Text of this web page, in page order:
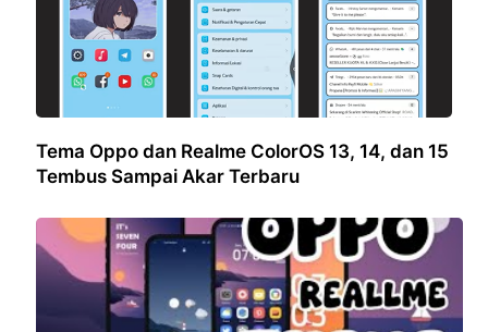
Tema Oppo dan Realme ColorOS 13, 14, dan 15
Tembus Sampai Akar Terbaru